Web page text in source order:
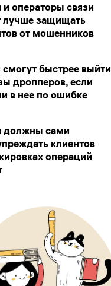
и операторы связи
лучше защищать
от мошенников
быстрее выйти
дропперов, если
в нее по ошибке
должны сами
клиентов
операций